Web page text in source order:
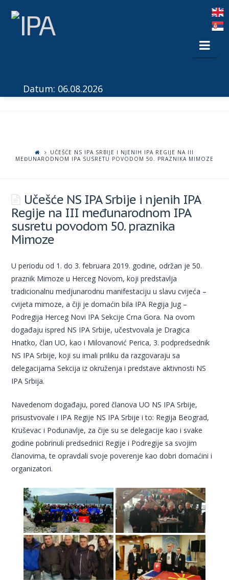
Datum: 06.08.2026
UČEŠĆE NS IPA SRBIJE I NJENIH IPA REGIJE NA III
MEĐUNARODNOM IPA SUSRETU POVODOM 50. PRAZNIKA MIMOZE
Učešće NS IPA Srbije i njenih IPA
Regije na III međunarodnom IPA
susretu povodom 50. praznika
Mimoze
U periodu od 1. do 3. februara 2019. godine, održan je 50.
praznik Mimoze u Herceg Novom, koji predstavlja
tradicionalnu medjunarodnu manifestaciju u slavu cvijeća –
cvijeta mimoze, a čiji je domaćin bila IPA Regija Jug –
Podregija Herceg Novi IPA Sekcije Crna Gora. Na ovom
događaju ispred NS IPA Srbije, učestvovala je Dragica
Hnatko, član UO, kao i Milovanović Perica, 3. podpredsednik
NS IPA Srbije, koji su imali priliku da razgovaraju sa
delegacijama Sekcija iz okruženja i predstave aktivnosti NS
IPA Srbija.
Navedenom događaju, pored članova UO NS IPA Srbije,
prisustvovale i IPA Regije NS IPA Srbije i to: Regija Beograd,
Kruševac i Podunavlje, za čije su se delegacije kao i svake
godine pobrinuli predsednici Regije i Podregije sa svojim
članovima, te opravdali svoje poverenje kao dobri domaćini i
organizatori.